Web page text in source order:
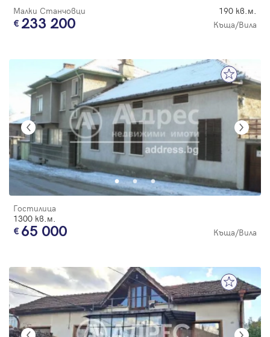
Малки Станчовци 190 кв.м.
233 200 Къща/Вила
Гостилица
1300 кв.м.
65 000 Къща/Вила